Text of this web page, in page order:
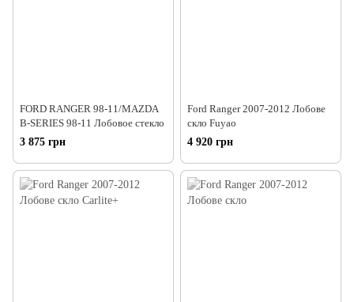
FORD RANGER 98-11/MAZDA
B-SERIES 98-11 Лобовое стекло
3 875 грн
Ford Ranger 2007-2012 Лобове
скло Fuyao
4 920 грн